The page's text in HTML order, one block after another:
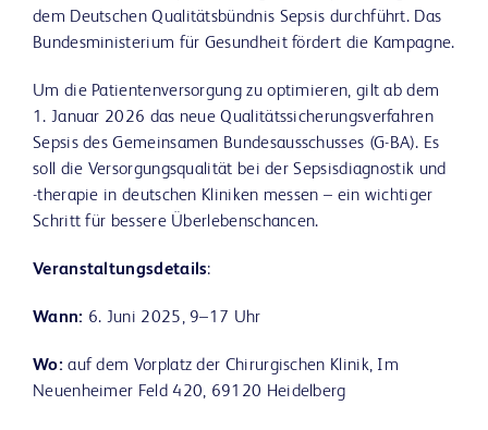
dem Deutschen Qualitätsbündnis Sepsis durchführt. Das
Bundesministerium für Gesundheit fördert die Kampagne.
Um die Patientenversorgung zu optimieren, gilt ab dem
1. Januar 2026 das neue Qualitätssicherungsverfahren
Sepsis des Gemeinsamen Bundesausschusses (G-BA). Es
soll die Versorgungsqualität bei der Sepsisdiagnostik und
-therapie in deutschen Kliniken messen – ein wichtiger
Schritt für bessere Überlebenschancen.
Veranstaltungsdetails:
Wann: 6. Juni 2025, 9–17 Uhr
Wo: auf dem Vorplatz der Chirurgischen Klinik, Im
Neuenheimer Feld 420, 69120 Heidelberg